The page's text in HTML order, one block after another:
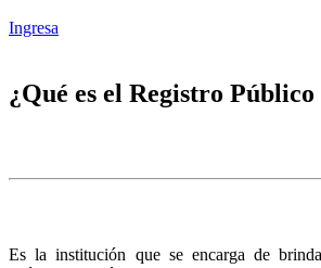
Ingresa
¿Qué es el Registro
Es la institución que se encarga de